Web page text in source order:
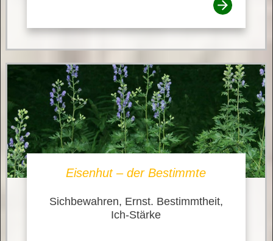
Eisenhut – der Bestimmte
Sichbewahren, Ernst. Bestimmtheit,
Ich-Stärke